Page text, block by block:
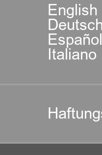
English
Italiano